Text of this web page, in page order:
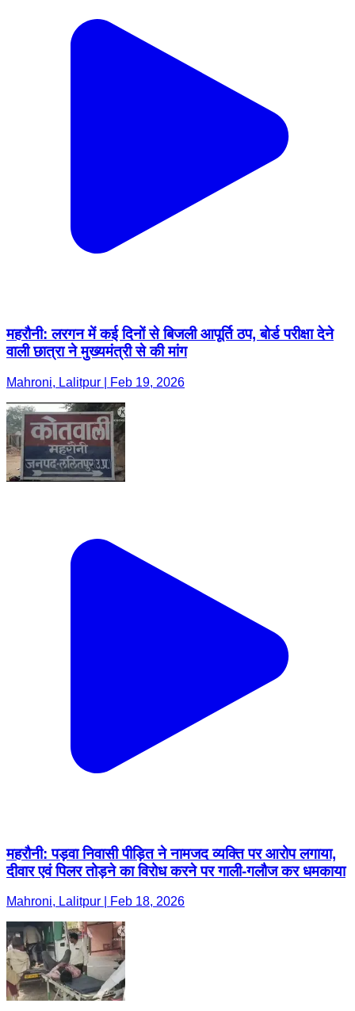
महरौनी: लरगन में कई दिनों से बिजली आपूर्ति ठप, बोर्ड परीक्षा देने
वाली छात्रा ने मुख्यमंत्री से की मांग
Mahroni, Lalitpur | Feb 19, 2026
महरौनी: पड़वा निवासी पीड़ित ने नामजद व्यक्ति पर आरोप लगाया,
दीवार एवं पिलर तोड़ने का विरोध करने पर गाली-गलौज कर धमकाया
Mahroni, Lalitpur | Feb 18, 2026